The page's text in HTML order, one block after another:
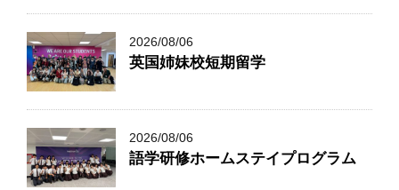
2026/08/06
英国姉妹校短期留学
2026/08/06
語学研修ホームステイプログラム